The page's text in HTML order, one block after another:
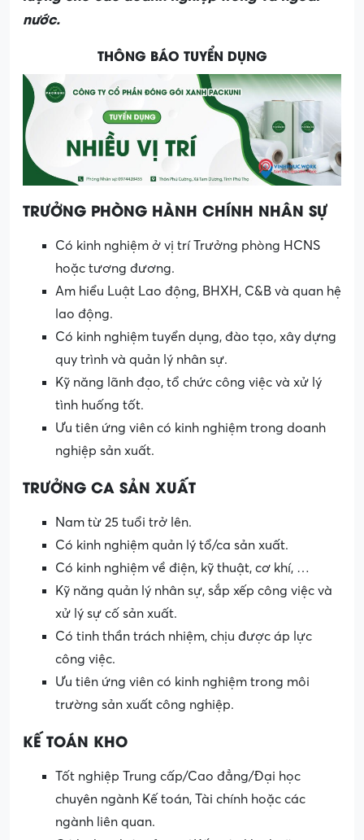
nước.
THÔNG BÁO TUYỂN DỤNG
TRƯỞNG PHÒNG HÀNH CHÍNH NHÂN SỰ
Có kinh nghiệm ở vị trí Trưởng phòng HCNS
hoặc tương đương.
Am hiểu Luật Lao động, BHXH, C&B và quan hệ
lao động.
Có kinh nghiệm tuyển dụng, đào tạo, xây dựng
quy trình và quản lý nhân sự.
Kỹ năng lãnh đạo, tổ chức công việc và xử lý
tình huống tốt.
Ưu tiên ứng viên có kinh nghiệm trong doanh
nghiệp sản xuất.
TRƯỞNG CA SẢN XUẤT
Nam từ 25 tuổi trở lên.
Có kinh nghiệm quản lý tổ/ca sản xuất.
Có kinh nghiệm về điện, kỹ thuật, cơ khí, …
Kỹ năng quản lý nhân sự, sắp xếp công việc và
xử lý sự cố sản xuất.
Có tinh thần trách nhiệm, chịu được áp lực
công việc.
Ưu tiên ứng viên có kinh nghiệm trong môi
trường sản xuất công nghiệp.
KẾ TOÁN KHO
Tốt nghiệp Trung cấp/Cao đẳng/Đại học
chuyên ngành Kế toán, Tài chính hoặc các
ngành liên quan.